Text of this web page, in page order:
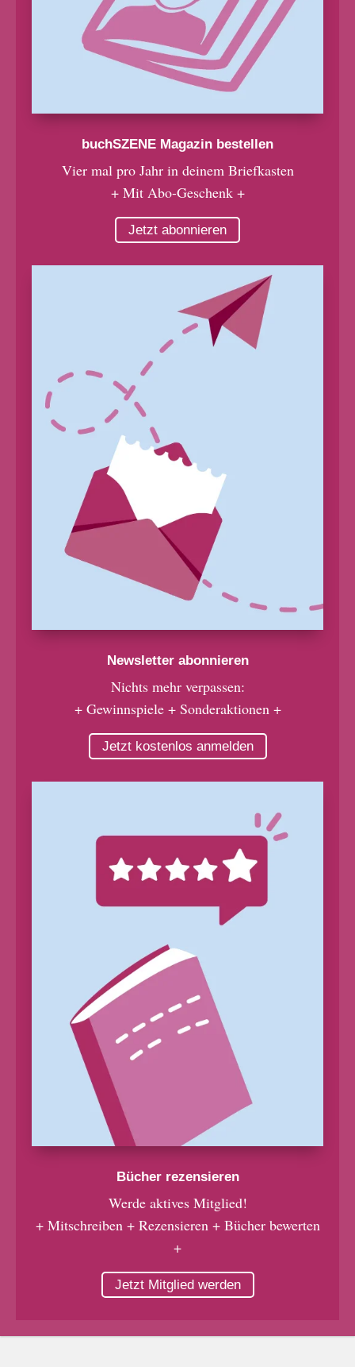
buchSZENE Magazin bestellen
Vier mal pro Jahr in deinem Briefkasten
+ Mit Abo-Geschenk +
Jetzt abonnieren
Newsletter abonnieren
Nichts mehr verpassen:
+ Gewinnspiele + Sonderaktionen +
Jetzt kostenlos anmelden
Bücher rezensieren
Werde aktives Mitglied!
+ Mitschreiben + Rezensieren + Bücher bewerten
+
Jetzt Mitglied werden